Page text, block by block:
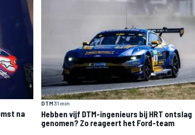
na
DTM31 min
Hebben vijf DTM-ingenieurs bij HRT ontslag
genomen? Zo reageert het Ford-team